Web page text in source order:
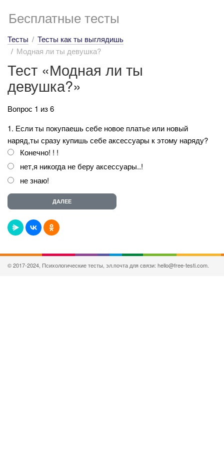
Бесплатные тесты
Тесты
Тесты как ты выглядишь
Модная ли ты девушка?
Тест «Модная ли ты
девушка?»
Вопрос 1 из 6
1. Если ты покупаешь себе новое платье или новый
наряд,ты сразу купишь себе аксессуары к этому наряду?
Конечно! ! !
нет,я никогда не беру аксессуары..!
не знаю!
© 2017-2024, Психологические тесты, эл.почта для связи: hello@free-testi.com.